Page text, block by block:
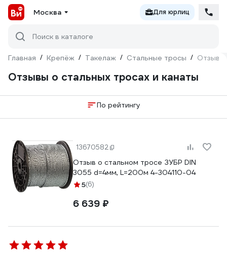
Москва Для юрлиц
Поиск в каталоге
Главная / Крепёж / Такелаж / Стальные тросы / Отзывы
Отзывы о стальных тросах и канаты
По рейтингу
13670582
Отзыв о стальном тросе ЗУБР DIN
3055 d=4мм, L=200м 4-304110-04
5(6)
6 639 ₽